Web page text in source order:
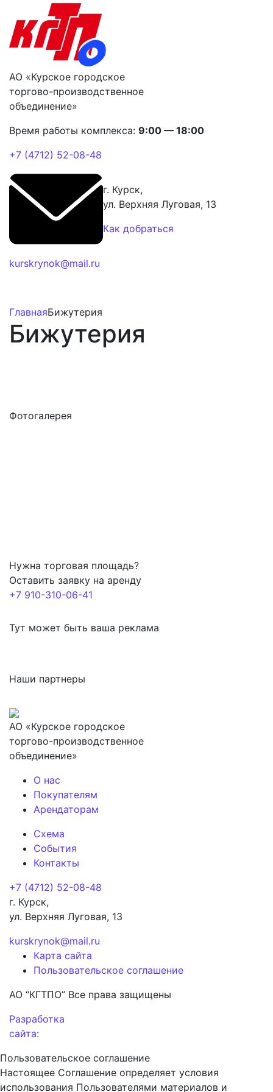
АО «Курское городское
торгово-производственное
объединение»
Время работы комплекса: 9:00 — 18:00
+7 (4712) 52-08-48
kurskrynok@mail.ru
г. Курск,
ул. Верхняя Луговая, 13
Как добраться
ГлавнаяБижутерия
Бижутерия
Фотогалерея
Нужна торговая площадь?
Оставить заявку на аренду
+7 910-310-06-41
Тут может быть ваша реклама
Наши партнеры
АО «Курское городское
торгово-производственное
объединение»
О нас
Покупателям
Арендаторам
Схема
События
Контакты
+7 (4712) 52-08-48
г. Курск,
ул. Верхняя Луговая, 13
kurskrynok@mail.ru
Карта сайта
Пользовательское соглашение
АО “КГТПО” Все права защищены
Разработка
сайта:
Пользовательское соглашение
Настоящее Соглашение определяет условия
использования Пользователями материалов и